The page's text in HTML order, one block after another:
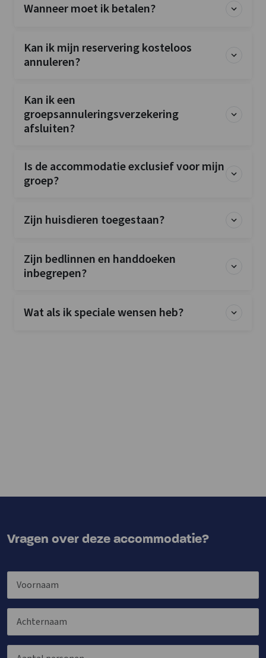
Wanneer moet ik betalen?
Kan ik mijn reservering kosteloos
annuleren?
Kan ik een
groepsannuleringsverzekering
afsluiten?
Is de accommodatie exclusief voor mijn
groep?
Zijn huisdieren toegestaan?
Zijn bedlinnen en handdoeken
inbegrepen?
Wat als ik speciale wensen heb?
Vragen over deze accommodatie?